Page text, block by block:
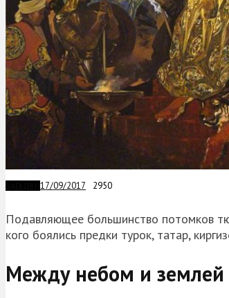
17/09/2017 2950
Подавляющее большинство потомков
кого боялись предки турок, татар,
Между небом и землей